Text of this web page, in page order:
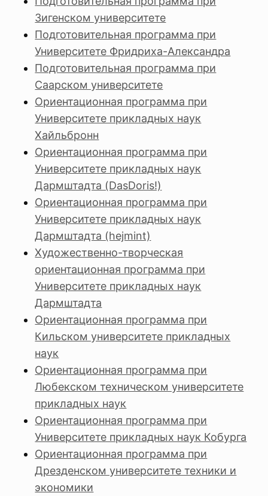
Зигенском университете
Подготовительная программа при
Университете Фридриха-Александра
Подготовительная программа при
Саарском университете
Ориентационная программа при
Университете прикладных наук
Хайльбронн
Ориентационная программа при
Университете прикладных наук
Дармштадта (DasDoris!)
Ориентационная программа при
Университете прикладных наук
Дармштадта (hejmint)
Художественно-творческая
ориентационная программа при
Университете прикладных наук
Дармштадта
Ориентационная программа при
Кильском университете прикладных
наук
Ориентационная программа при
Любекском техническом университете
прикладных наук
Ориентационная программа при
Университете прикладных наук Кобурга
Ориентационная программа при
Дрезденском университете техники и
экономики